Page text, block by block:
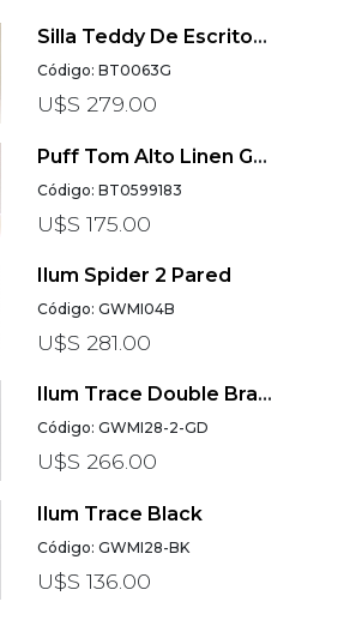
Silla Teddy De Escritorio Giratoria En Gris
Código: BT0063G
U$S 279.00
Puff Tom Alto Linen Gris Claro
Código: BT0599183
U$S 175.00
Ilum Spider 2 Pared
Código: GWMI04B
U$S 281.00
Ilum Trace Double Brass Gold
Código: GWMI28-2-GD
U$S 266.00
Ilum Trace Black
Código: GWMI28-BK
U$S 136.00